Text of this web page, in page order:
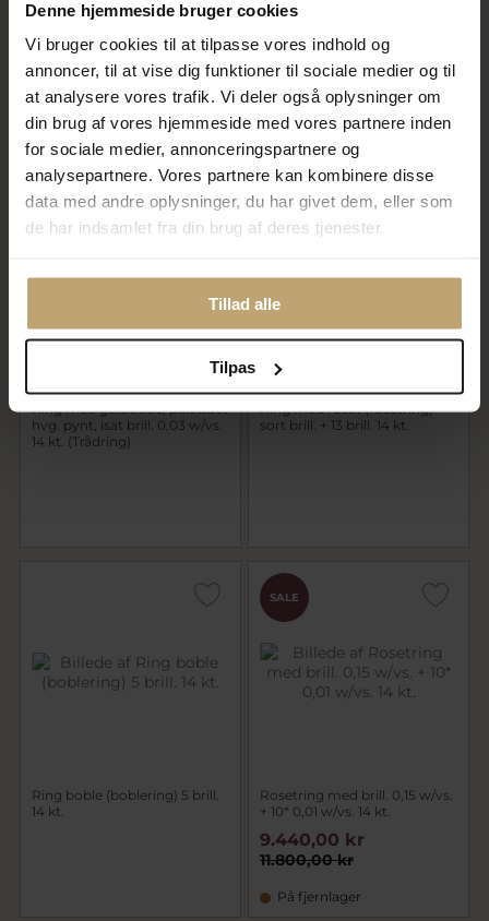
Denne hjemmeside bruger cookies
Vi bruger cookies til at tilpasse vores indhold og
annoncer, til at vise dig funktioner til sociale medier og til
at analysere vores trafik. Vi deler også oplysninger om
din brug af vores hjemmeside med vores partnere inden
for sociale medier, annonceringspartnere og
analysepartnere. Vores partnere kan kombinere disse
data med andre oplysninger, du har givet dem, eller som
de har indsamlet fra din brug af deres tjenester.
Tillad alle
Tilpas
Ring med brill. 0,60 ct. 14 kt. Ring med natur sten 14 kt.
Ring med guldtråde, påloddet
hvg. pynt, isat brill. 0,03 w/vs.
14 kt. (Trådring)
Ring med roset (rosetring)
sort brill. + 13 brill. 14 kt.
Ring boble (boblering) 5 brill.
14 kt.
SALE
Rosetring med brill. 0,15 w/vs.
+ 10* 0,01 w/vs. 14 kt.
11.800,00 kr
9.440,00 kr
På fjernlager